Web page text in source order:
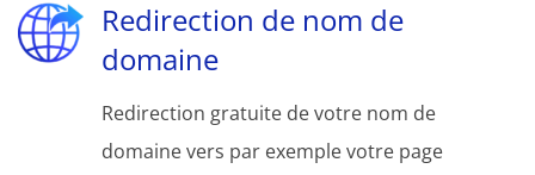
Redirection de nom de
domaine
Redirection gratuite de votre nom de
domaine vers par exemple votre page